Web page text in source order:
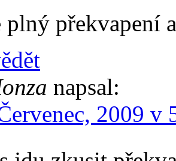
plný překvapení
napsal:
2009 v